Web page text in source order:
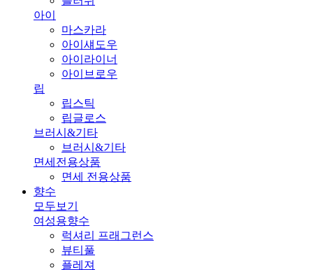
아이
마스카라
아이섀도우
아이라이너
아이브로우
립
립스틱
립글로스
브러시&기타
브러시&기타
면세전용상품
면세 전용상품
향수
모두보기
여성용향수
럭셔리 프래그런스
뷰티풀
플레져